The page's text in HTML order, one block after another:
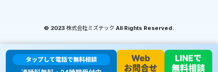
© 2023 株式会社ミズテック All Rights Reserved.